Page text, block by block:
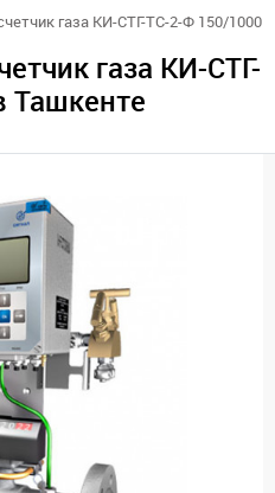
газа КИ-СТГ-ТС-2-Ф 150/1000
газа КИ-СТГ-
Ташкенте